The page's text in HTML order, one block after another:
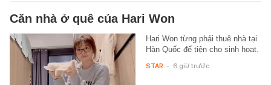
Căn nhà ở quê của Hari Won
Hari Won từng phải thuê nhà tại
Hàn Quốc để tiện cho sinh hoạt.
STAR - 6 giờ trước